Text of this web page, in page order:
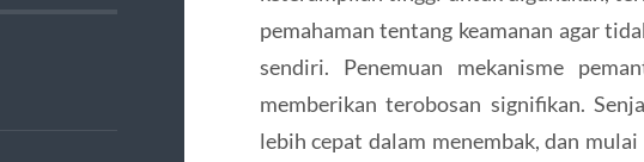
pemahaman tentang keamanan agar
sendiri. Penemuan mekanisme
memberikan terobosan signifikan.
lebih cepat dalam menembak, dan